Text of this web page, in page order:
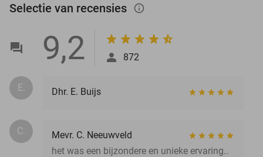
Selectie van recensies info_outlined
9,2 872
E. Dhr. E. Buijs
C.
Mevr. C. Neeuwveld
het was een bijzondere en unieke ervaring..